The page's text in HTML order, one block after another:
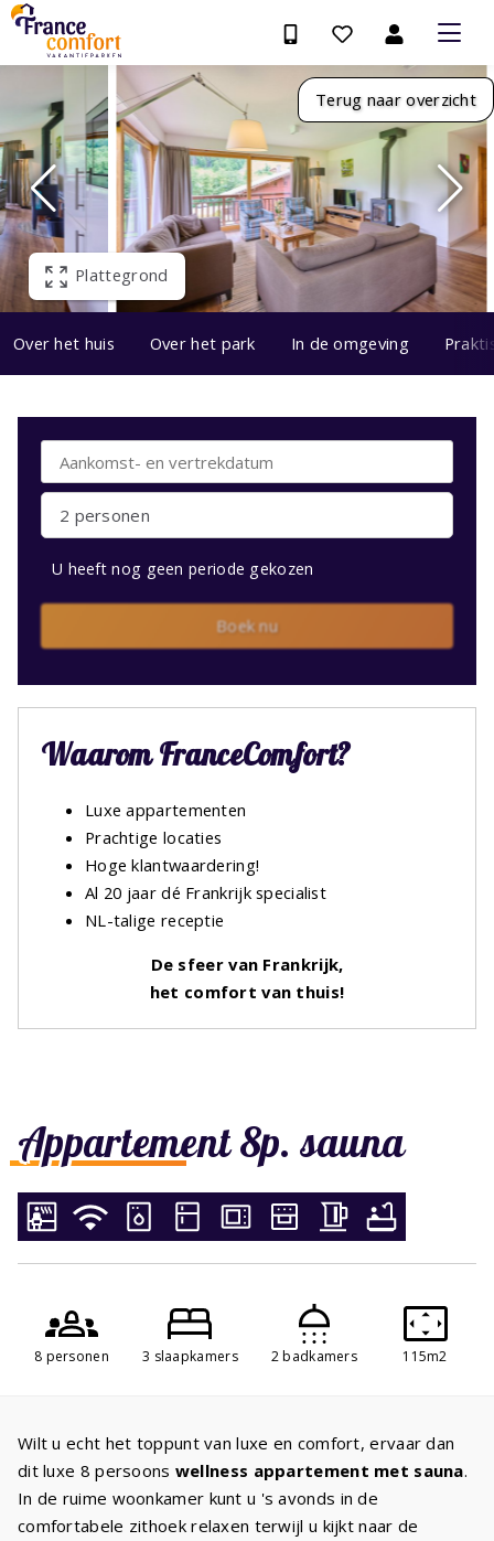
Terug naar overzicht
Plattegrond
Over het huis Over het park In de omgeving
Appartement 8p. sauna
8 personen 3 slaapkamers 2 badkamers 115m2
Wilt u echt het toppunt van luxe en comfort, ervaar dan
dit luxe 8 persoons wellness appartement met sauna.
In de ruime woonkamer kunt u 's avonds in de
comfortabele zithoek relaxen terwijl u kijkt naar de
2 personen
U heeft nog geen periode gekozen
Boek nu
Waarom FranceComfort?
Luxe appartementen
Prachtige locaties
Hoge klantwaardering!
Al 20 jaar dé Frankrijk specialist
NL-talige receptie
De sfeer van Frankrijk,
het comfort van thuis!